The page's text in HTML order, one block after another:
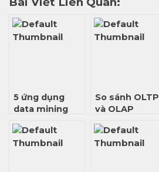
5 ứng dụng
data mining
trong doanh
nghiệp
So sánh OLTP
và OLAP